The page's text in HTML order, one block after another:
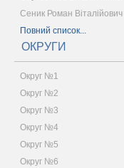
Сеник Роман Віталійович
Повний список...
ОКРУГИ
Округ №1
Округ №2
Округ №3
Округ №4
Округ №5
Округ №6